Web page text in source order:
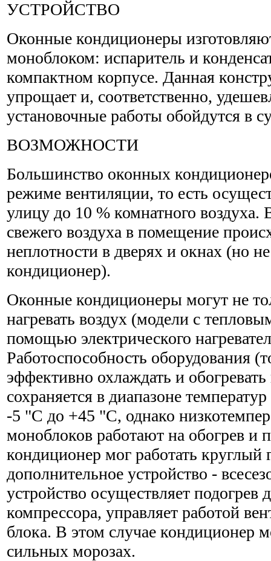
УСТРОЙСТВО
Оконные кондиционеры
моноблоком: испаритель и
компактном корпусе. Данная
упрощает и, соответственно,
установочные работы обойдутся в
ВОЗМОЖНОСТИ
Большинство оконных
режиме вентиляции, то есть
улицу до 10 % комнатного воздуха.
свежего воздуха в помещение
неплотности в дверях и окнах (но
кондиционер).
Оконные кондиционеры могут не
нагревать воздух (модели с
помощью электрического
Работоспособность оборудования
эффективно охлаждать и
сохраняется в диапазоне
-5 "С до +45 "С, однако
моноблоков работают на обогрев
кондиционер мог работать круглый
дополнительное устройство -
устройство осуществляет подогрев
компрессора, управляет работой
блока. В этом случае кондиционер
сильных морозах.